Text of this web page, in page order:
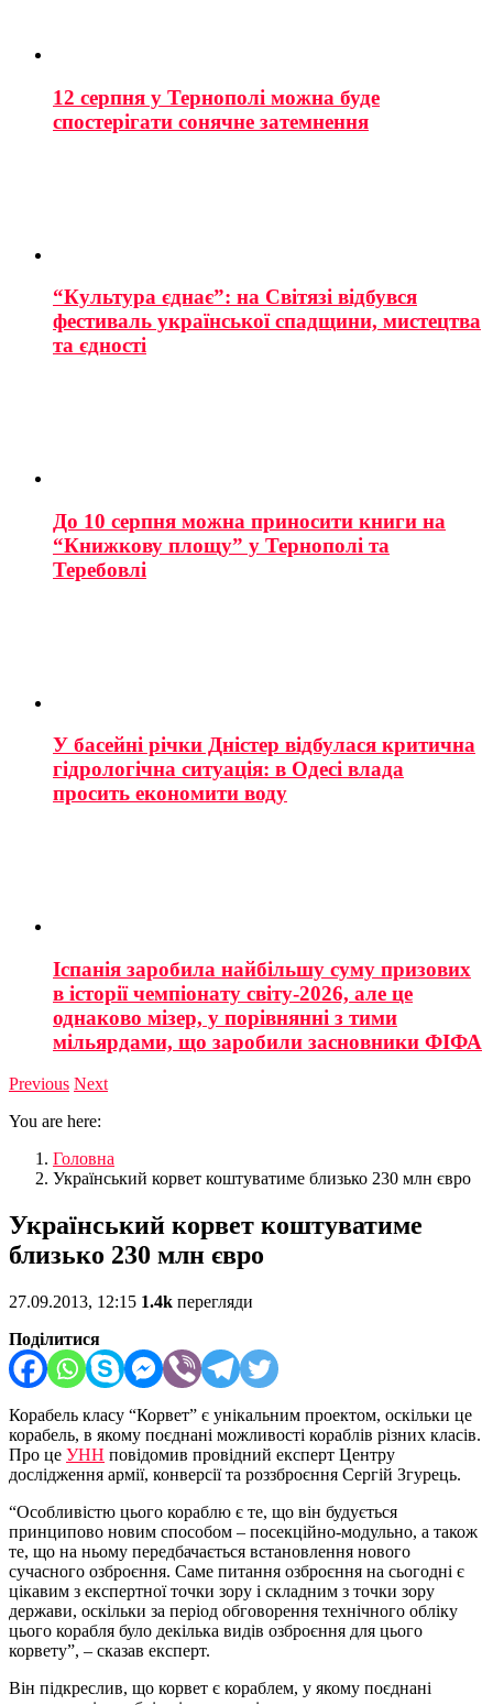
12 серпня у Тернополі можна буде
спостерігати сонячне затемнення
“Культура єднає”: на Світязі відбувся
фестиваль української спадщини, мистецтва
та єдності
До 10 серпня можна приносити книги на
“Книжкову площу” у Тернополі та
Теребовлі
У басейні річки Дністер відбулася критична
гідрологічна ситуація: в Одесі влада
просить економити воду
Іспанія заробила найбільшу суму призових
в історії чемпіонату світу-2026, але це
однаково мізер, у порівнянні з тими
мільярдами, що заробили засновники ФІФА
Previous Next
You are here:
Головна
Український корвет коштуватиме близько 230 млн євро
Український корвет коштуватиме
близько 230 млн євро
27.09.2013, 12:15 1.4k перегляди
Поділитися
Корабель класу “Корвет” є унікальним проектом, оскільки це
корабель, в якому поєднані можливості кораблів різних класів.
Про це УНН повідомив провідний експерт Центру
дослідження армії, конверсії та роззброєння Сергій Згурець.
“Особливістю цього кораблю є те, що він будується
принципово новим способом – посекційно-модульно, а також
те, що на ньому передбачається встановлення нового
сучасного озброєння. Саме питання озброєння на сьогодні є
цікавим з експертної точки зору і складним з точки зору
держави, оскільки за період обговорення технічного обліку
цього корабля було декілька видів озброєння для цього
корвету”, – сказав експерт.
Він підкреслив, що корвет є кораблем, у якому поєднані